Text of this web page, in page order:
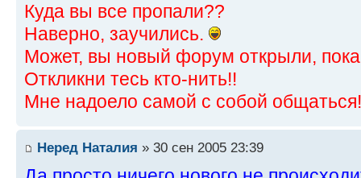
Куда вы все пропали??
Наверно, заучились.
Может, вы новый форум открыли, пока
Откликни тесь кто-нить!!
Мне надоело самой с собой
Неред Наталия » 30 сен 2005 23:39